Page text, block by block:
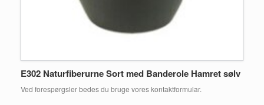
E302 Naturfiberurne Sort med Banderole Hamret sølv
Ved forespørgsler bedes du bruge vores kontaktformular.